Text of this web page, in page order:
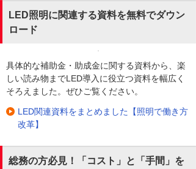
LED照明に関連する資料を無料でダウン
ロード
具体的な補助金・助成金に関する資料から、楽
しい読み物までLED導入に役立つ資料を幅広く
そろえました。ぜひご覧ください。
LED関連資料をまとめました【照明で働き方
改革】
総務の方必見！「コスト」と「手間」を